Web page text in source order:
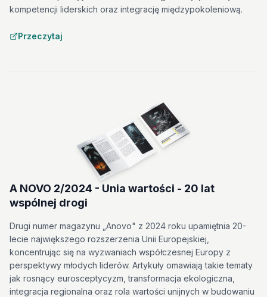
kompetencji liderskich oraz integrację międzypokoleniową.
Przeczytaj
A NOVO 2/2024 - Unia wartości - 20 lat
wspólnej drogi
Drugi numer magazynu „Anovo" z 2024 roku upamiętnia 20-
lecie największego rozszerzenia Unii Europejskiej,
koncentrując się na wyzwaniach współczesnej Europy z
perspektywy młodych liderów. Artykuły omawiają takie tematy
jak rosnący eurosceptycyzm, transformacja ekologiczna,
integracja regionalna oraz rola wartości unijnych w budowaniu